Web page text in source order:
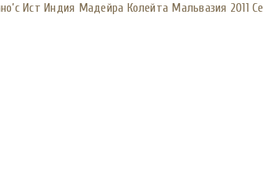
Ист Индия Мадейра Колейта Мальвазия 2011